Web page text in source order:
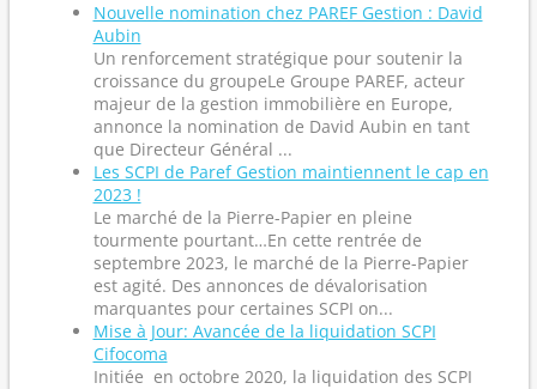
Nouvelle nomination chez PAREF Gestion : David
Aubin
Un renforcement stratégique pour soutenir la
croissance du groupeLe Groupe PAREF, acteur
majeur de la gestion immobilière en Europe,
annonce la nomination de David Aubin en tant
que Directeur Général ...
Les SCPI de Paref Gestion maintiennent le cap en
2023 !
Le marché de la Pierre-Papier en pleine
tourmente pourtant…En cette rentrée de
septembre 2023, le marché de la Pierre-Papier
est agité. Des annonces de dévalorisation
marquantes pour certaines SCPI on...
Mise à Jour: Avancée de la liquidation SCPI
Cifocoma
Initiée en octobre 2020, la liquidation des SCPI